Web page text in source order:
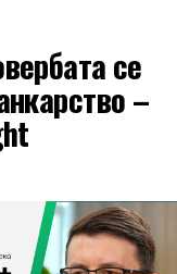
се
–